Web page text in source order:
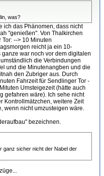
was?
ich das Phänomen, dass nicht
"genießen". Von Thalkirchen
--> 10 Minuten
reicht ja ein 10-
ganze war noch vor dem digitalen
die Verbindungen
und die Minutenangben und die
den Zubriger aus. Durch
Fahrzeit für Sendlinger Tor -
Umsteigezeit (hätte auch
gefahren wäre). Ich sehe nicht
Kontrollmätzchen, weitere Zeit
wenn nicht umzusteigen wäre.
bezeichnen.
ganz sicher nicht der Nabel der